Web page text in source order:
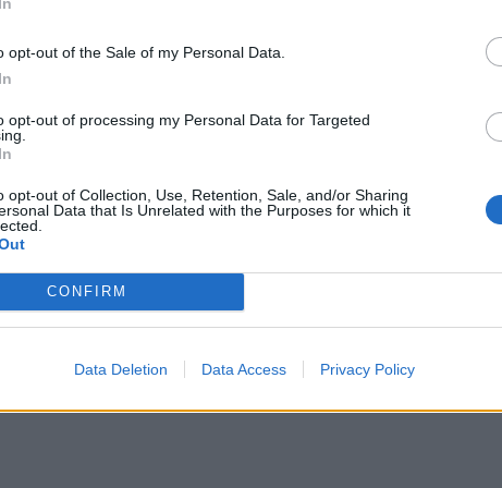
opt-out of the Sale of my Personal Data.
opt-out of processing my Personal Data for Targeted
opt-out of Collection, Use, Retention, Sale, and/or Sharing
Data that Is Unrelated with the Purposes for which it
CONFIRM
Data Deletion Data Access Privacy Policy
sempre l'articolo di
i motti popolari e regala, oltre che sogni
a chi lo gestisce da presidente
ricambio al vertice delle federazioni
Fotografando un dato di fatto, non
Un'affermazione purtroppo vera.
sportivo italiano.
dalrugby, oltre che dal baseball.